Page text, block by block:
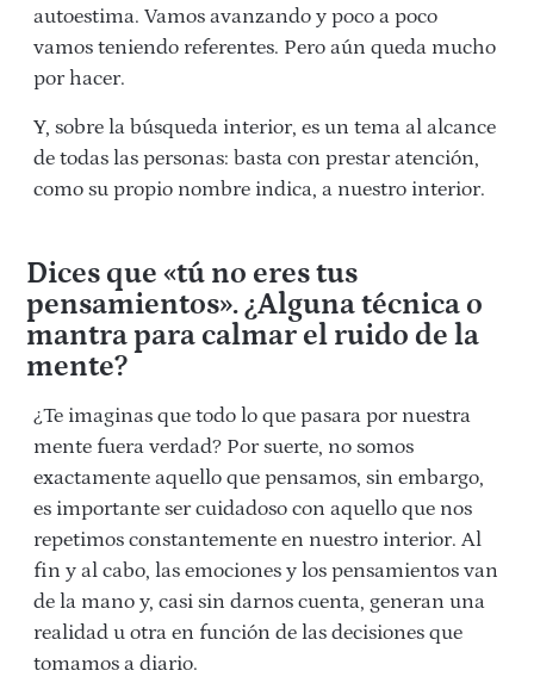
autoestima. Vamos avanzando y poco a poco
vamos teniendo referentes. Pero aún queda mucho
por hacer.
Y, sobre la búsqueda interior, es un tema al alcance
de todas las personas: basta con prestar atención,
como su propio nombre indica, a nuestro interior.
Dices que «tú no eres tus
pensamientos». ¿Alguna técnica o
mantra para calmar el ruido de la
mente?
¿Te imaginas que todo lo que pasara por nuestra
mente fuera verdad? Por suerte, no somos
exactamente aquello que pensamos, sin embargo,
es importante ser cuidadoso con aquello que nos
repetimos constantemente en nuestro interior. Al
fin y al cabo, las emociones y los pensamientos van
de la mano y, casi sin darnos cuenta, generan una
realidad u otra en función de las decisiones que
tomamos a diario.